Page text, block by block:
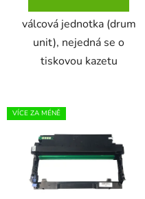
válcová jednotka (drum
unit), nejedná se o
tiskovou kazetu
VÍCE ZA MÉNĚ